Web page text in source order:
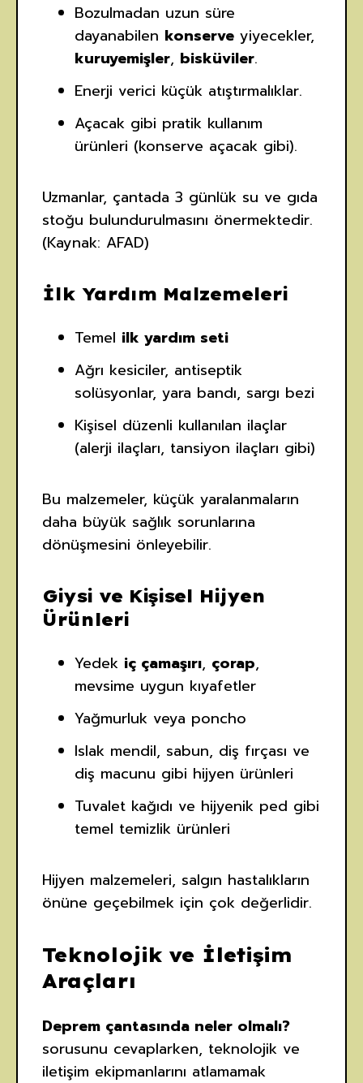
Bozulmadan uzun süre
dayanabilen konserve yiyecekler,
kuruyemişler, bisküviler.
Enerji verici küçük atıştırmalıklar.
Açacak gibi pratik kullanım
ürünleri (konserve açacak gibi).
Uzmanlar, çantada 3 günlük su ve gıda
stoğu bulundurulmasını önermektedir.
(Kaynak: AFAD)
İlk Yardım Malzemeleri
Temel ilk yardım seti
Ağrı kesiciler, antiseptik
solüsyonlar, yara bandı, sargı bezi
Kişisel düzenli kullanılan ilaçlar
(alerji ilaçları, tansiyon ilaçları gibi)
Bu malzemeler, küçük yaralanmaların
daha büyük sağlık sorunlarına
dönüşmesini önleyebilir.
Giysi ve Kişisel Hijyen
Ürünleri
Yedek iç çamaşırı, çorap,
mevsime uygun kıyafetler
Yağmurluk veya poncho
Islak mendil, sabun, diş fırçası ve
diş macunu gibi hijyen ürünleri
Tuvalet kağıdı ve hijyenik ped gibi
temel temizlik ürünleri
Hijyen malzemeleri, salgın hastalıkların
önüne geçebilmek için çok değerlidir.
Teknolojik ve İletişim
Araçları
Deprem çantasında neler olmalı?
sorusunu cevaplarken, teknolojik ve
iletişim ekipmanlarını atlamamak